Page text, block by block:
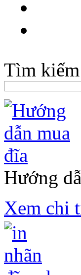
Tìm
Hướng
Xem chi